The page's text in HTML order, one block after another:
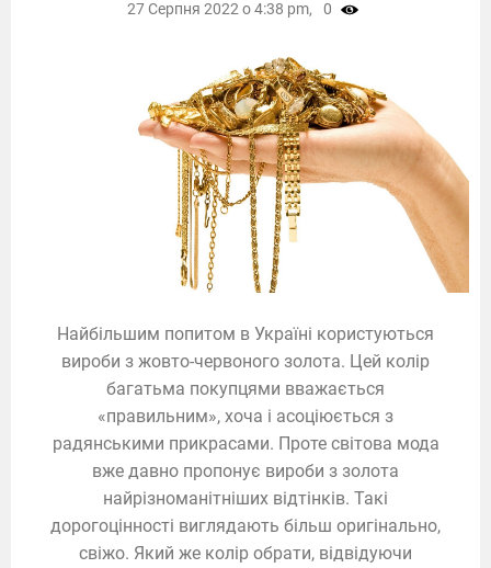
Найбільшим попитом в Україні користуються
вироби з жовто-червоного золота. Цей колір
багатьма покупцями вважається
«правильним», хоча і асоціюється з
радянськими прикрасами. Проте світова мода
вже давно пропонує вироби з золота
найрізноманітніших відтінків. Такі
дорогоцінності виглядають більш оригінально,
свіжо. Який же колір обрати, відвідуючи
27 Серпня 2022 о 4:38 pm, 0